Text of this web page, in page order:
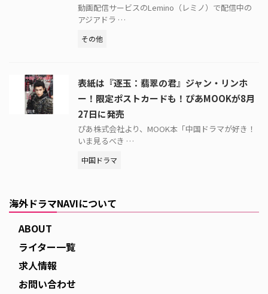
動画配信サービスのLemino（レミノ）で配信中の
アジアドラ …
その他
表紙は『逐玉：翡翠の君』ジャン・リンホ
ー！限定ポストカードも！ぴあMOOKが8月
27日に発売
ぴあ株式会社より、MOOK本「中国ドラマが好き！
いま見るべき …
中国ドラマ
海外ドラマNAVIについて
ABOUT
ライター一覧
求人情報
お問い合わせ